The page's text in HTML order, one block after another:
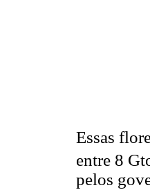
Essas
entre 8
pelos